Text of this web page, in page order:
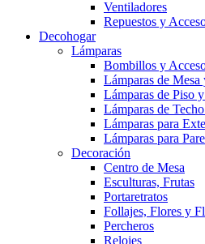
Ventiladores
Repuestos y
Decohogar
Lámparas
Bombillos y
Lámparas de
Lámparas de Piso
Lámparas de
Lámparas para
Lámparas para
Decoración
Centro de Mesa
Esculturas, Frutas
Portaretratos
Follajes, Flores y
Percheros
Relojes